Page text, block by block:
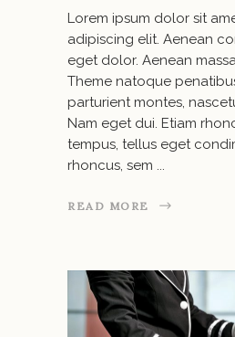
Lorem ipsum dolor sit
adipiscing elit. Aenean
eget dolor. Aenean
Theme natoque
parturient montes,
Nam eget dui. Etiam
tempus, tellus eget
rhoncus, sem
READ MORE